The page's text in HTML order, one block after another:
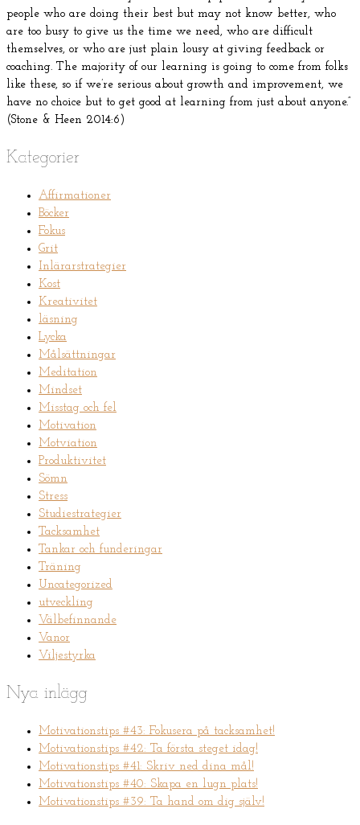
people who are doing their best but may not know better, who
are too busy to give us the time we need, who are difficult
themselves, or who are just plain lousy at giving feedback or
coaching. The majority of our learning is going to come from folks
like these, so if we’re serious about growth and improvement, we
have no choice but to get good at learning from just about anyone.”
(Stone & Heen 2014:6)
Kategorier
Affirmationer
Böcker
Fokus
Grit
Inlärarstrategier
Kost
Kreativitet
läsning
Lycka
Målsättningar
Meditation
Mindset
Misstag och fel
Motivation
Motviation
Produktivitet
Sömn
Stress
Studiestrategier
Tacksamhet
Tankar och funderingar
Träning
Uncategorized
utveckling
Välbefinnande
Vanor
Viljestyrka
Nya inlägg
Motivationstips #43: Fokusera på tacksamhet!
Motivationstips #42: Ta första steget idag!
Motivationstips #41: Skriv ned dina mål!
Motivationstips #40: Skapa en lugn plats!
Motivationstips #39: Ta hand om dig själv!